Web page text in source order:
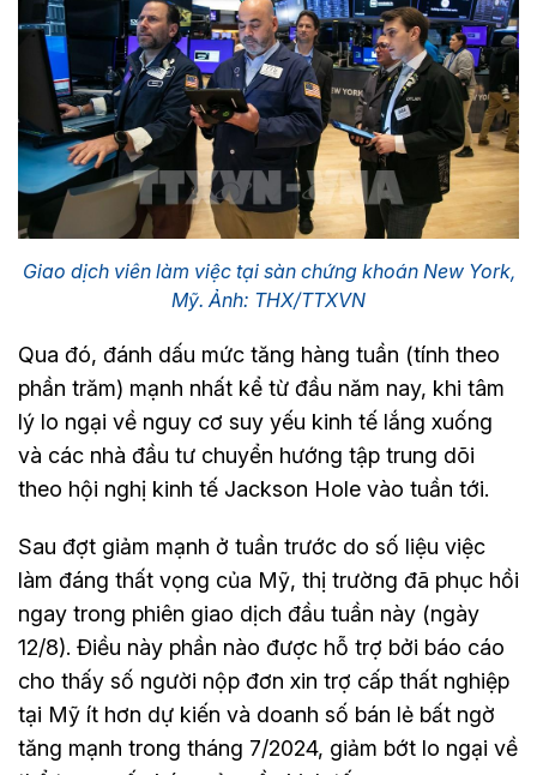
Giao dịch viên làm việc tại sàn chứng khoán New York,
Mỹ. Ảnh: THX/TTXVN
Qua đó, đánh dấu mức tăng hàng tuần (tính theo
phần trăm) mạnh nhất kể từ đầu năm nay, khi tâm
lý lo ngại về nguy cơ suy yếu kinh tế lắng xuống
và các nhà đầu tư chuyển hướng tập trung dõi
theo hội nghị kinh tế Jackson Hole vào tuần tới.
Sau đợt giảm mạnh ở tuần trước do số liệu việc
làm đáng thất vọng của Mỹ, thị trường đã phục hồi
ngay trong phiên giao dịch đầu tuần này (ngày
12/8). Điều này phần nào được hỗ trợ bởi báo cáo
cho thấy số người nộp đơn xin trợ cấp thất nghiệp
tại Mỹ ít hơn dự kiến và doanh số bán lẻ bất ngờ
tăng mạnh trong tháng 7/2024, giảm bớt lo ngại về